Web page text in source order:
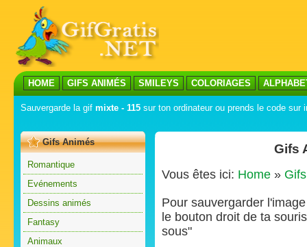
HOME GIFS ANIMÉS SMILEYS COLORIAGES
Sauvergarde la gif mixte - 115 sur ton ordinateur ou prends le code sur
Gifs Animés
Romantique
Evénements
Dessins animés
Fantasy
Animaux
Gifs
Vous êtes ici: Home »
Pour sauvergarder
le bouton droit de ta
sous"